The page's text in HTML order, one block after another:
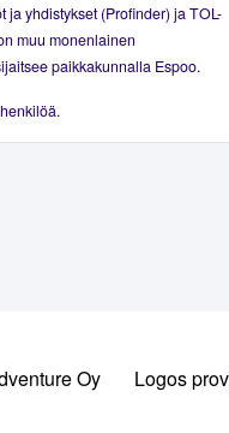
yhdistykset (Profinder) ja TOL-
muu monenlainen
paikkakunnalla Espoo.
Oy Logos